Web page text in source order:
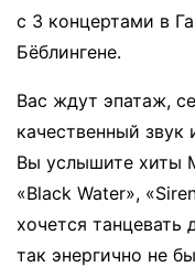
с 3 концертами в
Бёблингене.
Вас ждут эпатаж,
качественный звук
Вы услышите хиты
«Black Water»,
хочется танцевать
так энергично не